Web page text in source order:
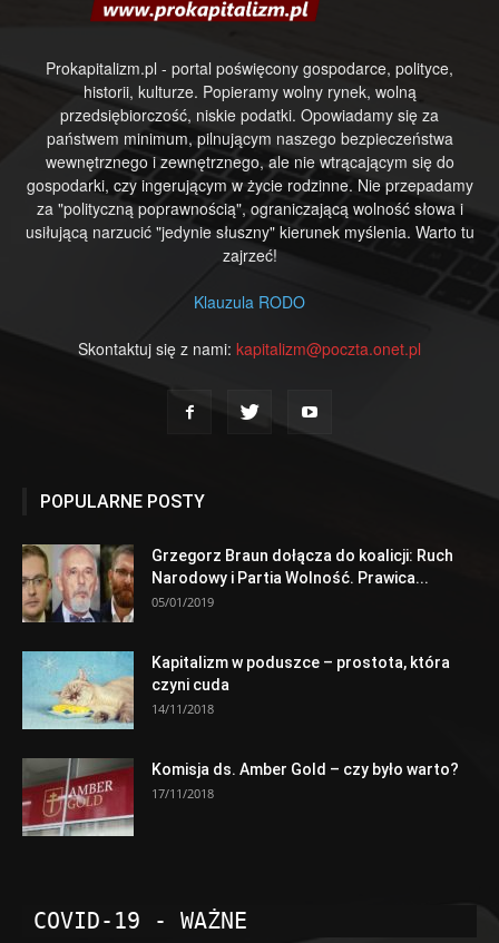
Prokapitalizm.pl - portal poświęcony gospodarce, polityce,
historii, kulturze. Popieramy wolny rynek, wolną
przedsiębiorczość, niskie podatki. Opowiadamy się za
państwem minimum, pilnującym naszego bezpieczeństwa
wewnętrznego i zewnętrznego, ale nie wtrącającym się do
gospodarki, czy ingerującym w życie rodzinne. Nie przepadamy
za "polityczną poprawnością", ograniczającą wolność słowa i
usiłującą narzucić "jedynie słuszny" kierunek myślenia. Warto tu
zajrzeć!
Klauzula RODO
Skontaktuj się z nami: kapitalizm@poczta.onet.pl
POPULARNE POSTY
Grzegorz Braun dołącza do koalicji: Ruch
Narodowy i Partia Wolność. Prawica...
05/01/2019
Kapitalizm w poduszce – prostota, która
czyni cuda
14/11/2018
Komisja ds. Amber Gold – czy było warto?
17/11/2018
COVID-19 - WAŻNE